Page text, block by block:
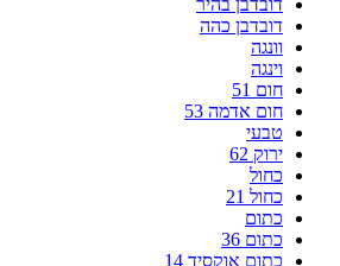
דובדבן בהיר
דובדבן כהה
וונגה
וינגה
חום 51
חום אדמה 53
טבעי
ירוק 62
כחול
כחול 21
כתום
כתום 36
כתום אוקסיד 14